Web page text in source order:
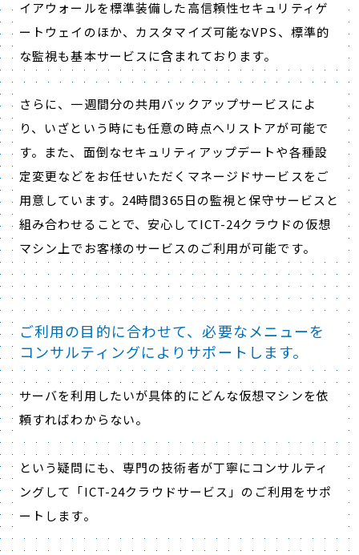
イアウォールを標準装備した高信頼性セキュリティゲ
ートウェイのほか、カスタマイズ可能なVPS、標準的
な監視も基本サービスに含まれております。
さらに、一週間分の共用バックアップサービスによ
り、いざという時にも任意の時点へリストアが可能で
す。また、面倒なセキュリティアップデートや各種設
定変更などをお任せいただくマネージドサービスをご
用意しています。24時間365日の監視と保守サービスと
組み合わせることで、安心してICT-24クラウドの仮想
マシン上でお客様のサービスのご利用が可能です。
ご利用の目的に合わせて、必要なメニューを
コンサルティングによりサポートします。
サーバを利用したいが具体的にどんな仮想マシンを依
頼すればわからない。
という疑問にも、専門の技術者が丁寧にコンサルティ
ングして「ICT-24クラウドサービス」のご利用をサポ
ートします。